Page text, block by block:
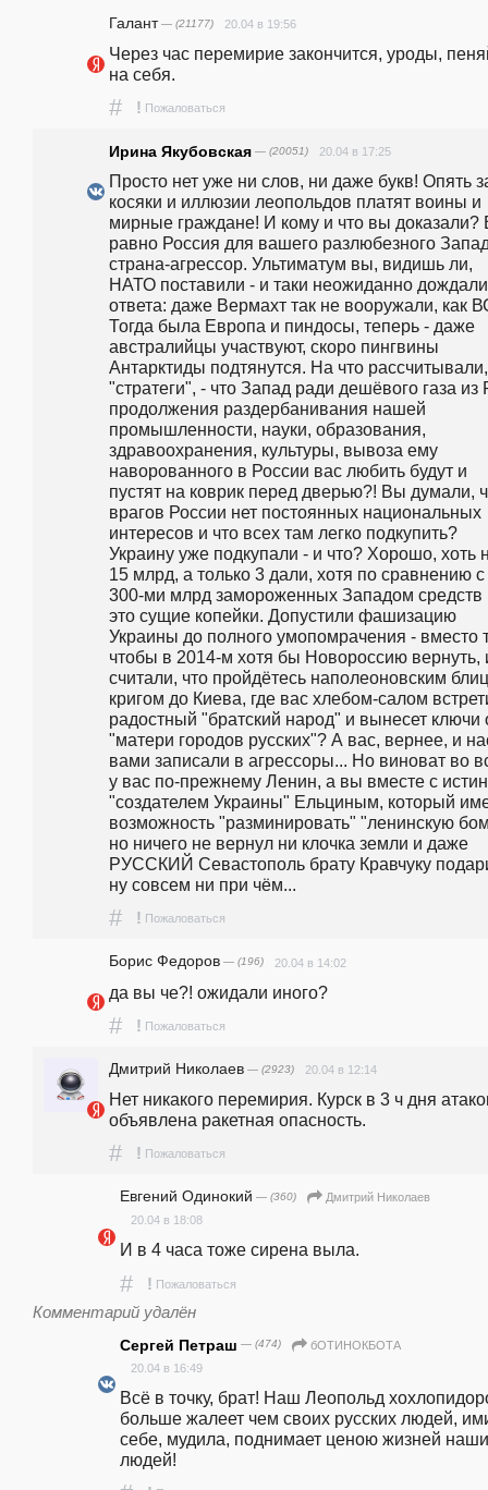
Галант— (21177) 20.04 в 19:56
Через час перемирие закончится, уроды,
на себя.
# ! Пожаловаться
Ирина Якубовская — (20051) 20.04 в 17:25
Просто нет уже ни слов, ни даже букв! Опять
косяки и иллюзии леопольдов платят воины и
мирные граждане! И кому и что вы доказали?
равно Россия для вашего разлюбезного
страна-агрессор. Ультиматум вы, видишь ли,
НАТО поставили - и таки неожиданно
ответа: даже Вермахт так не вооружали, как
Тогда была Европа и пиндосы, теперь - даже
австралийцы участвуют, скоро пингвины
Антарктиды подтянутся. На что рассчитывали,
"стратеги", - что Запад ради дешёвого газа из
продолжения раздербанивания нашей
промышленности, науки, образования,
здравоохранения, культуры, вывоза ему
наворованного в России вас любить будут и
пустят на коврик перед дверью?! Вы думали,
врагов России нет постоянных национальных
интересов и что всех там легко подкупить?
Украину уже подкупали - и что? Хорошо, хоть
15 млрд, а только 3 дали, хотя по сравнению с
300-ми млрд замороженных Западом
это сущие копейки. Допустили фашизацию
Украины до полного умопомрачения - вместо
чтобы в 2014-м хотя бы Новороссию вернуть,
считали, что пройдётесь наполеоновским
кригом до Киева, где вас хлебом-салом
радостный "братский народ" и вынесет ключи
"матери городов русских"? А вас, вернее, и
вами записали в агрессоры... Но виноват во
у вас по-прежнему Ленин, а вы вместе с
"создателем Украины" Ельциным, который
возможность "разминировать" "ленинскую
но ничего не вернул ни клочка земли и даже
РУССКИЙ Севастополь брату Кравчуку
ну совсем ни при чём...
# ! Пожаловаться
Борис Федоров — (196) 20.04 в 14:02
да вы че?! ожидали иного?
# ! Пожаловаться
Дмитрий Николаев — (2923) 20.04 в 12:14
Нет никакого перемирия. Курск в 3 ч дня
объявлена ракетная опасность.
# ! Пожаловаться
Евгений Одинокий — (360)
Дмитрий Николаев
20.04 в 18:08
И в 4 часа тоже сирена выла.
# ! Пожаловаться
Комментарий удалён
Сергей Петраш — (474)
бОТИНОКБОТА
20.04 в 16:49
Всё в точку, брат! Наш Леопольд
больше жалеет чем своих русских людей,
себе, мудила, поднимает ценою жизней
людей!